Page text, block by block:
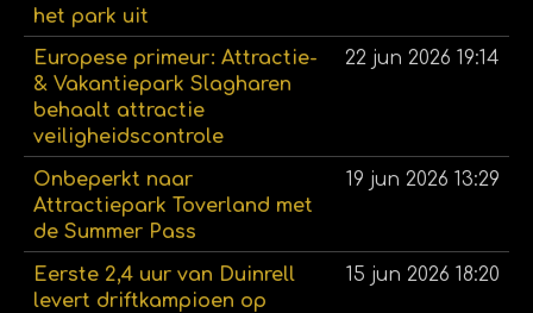
het park uit
Europese primeur: Attractie-
& Vakantiepark Slagharen
behaalt attractie
veiligheidscontrole
22 jun 2026 19:14
Onbeperkt naar
Attractiepark Toverland met
de Summer Pass
19 jun 2026 13:29
Eerste 2,4 uur van Duinrell
levert driftkampioen op
15 jun 2026 18:20